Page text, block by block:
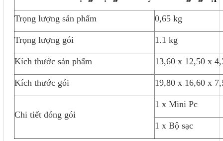
Trọng lượng sản phẩm 0,65 kg
Trọng lượng gói 1.1 kg
Kích thước sản phẩm 13,60 x 12,50 x
Kích thước gói 19,80 x 16,60 x
Chi tiết đóng gói
1 x Mini Pc
1 x Bộ sạc